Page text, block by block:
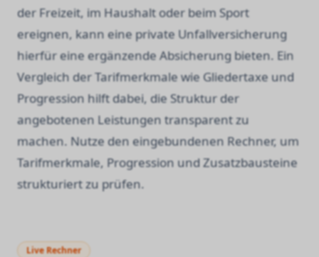
der Freizeit, im Haushalt oder beim Sport
ereignen, kann eine private Unfallversicherung
hierfür eine ergänzende Absicherung bieten. Ein
Vergleich der Tarifmerkmale wie Gliedertaxe und
Progression hilft dabei, die Struktur der
angebotenen Leistungen transparent zu
machen. Nutze den eingebundenen Rechner, um
Tarifmerkmale, Progression und Zusatzbausteine
strukturiert zu prüfen.
Live Rechner